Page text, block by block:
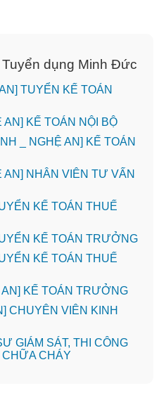
dụng Minh Đức
TUYỂN KẾ TOÁN
KẾ TOÁN NỘI BỘ
_ NGHỆ AN] KẾ TOÁN
AN] NHÂN VIÊN TƯ VẤN
KẾ TOÁN THUẾ
KẾ TOÁN TRƯỞNG
KẾ TOÁN THUẾ
KẾ TOÁN TRƯỞNG
CHUYÊN VIÊN KINH
GIÁM SÁT, THI CÔNG
CHỮA CHÁY